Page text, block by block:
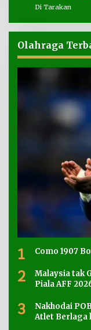
Di Tarakan
Olahraga
1 Como 1907
2
Malaysia tak
Piala AFF
3
Nakhodai
Atlet Berlaga